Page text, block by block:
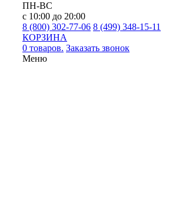
ПН-ВС
с 10:00 до 20:00
8 (800) 302-77-06 8 (499) 348-15-11
КОРЗИНА
0 товаров. Заказать звонок
Меню